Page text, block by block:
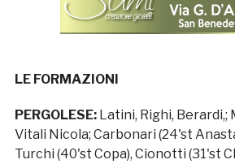
LE FORMAZIONI
PERGOLESE: Latini, Righi, Berardi,;
Vitali Nicola; Carbonari (24'st
Turchi (40'st Copa), Cionotti (31'st